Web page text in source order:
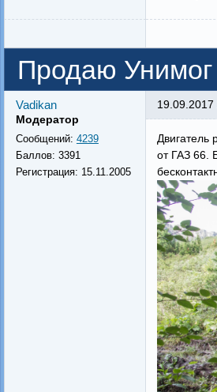
Продаю Унимог
Vadikan
Модератор
Сообщений: 4239
Баллов: 3391
Регистрация: 15.11.2005
19.09.2017
Двигатель
от ГАЗ 66.